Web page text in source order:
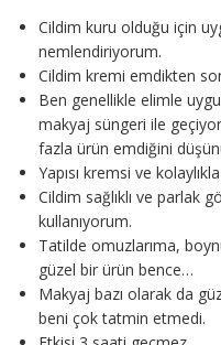
Cildim kuru olduğu için
nemlendiriyorum.
Cildim kremi emdikten
Ben genellikle elimle
makyaj süngeri ile
fazla ürün emdiğini
Yapısı kremsi ve
Cildim sağlıklı ve parlak
kullanıyorum.
Tatilde omuzlarıma,
güzel bir ürün bence…
Makyaj bazı olarak da
beni çok tatmin etmedi.